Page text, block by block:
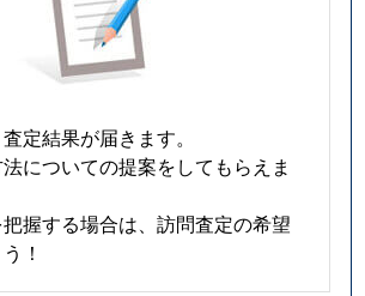
定結果が届きます。
についての提案をしてもらえま
握する場合は、訪問査定の希望
！